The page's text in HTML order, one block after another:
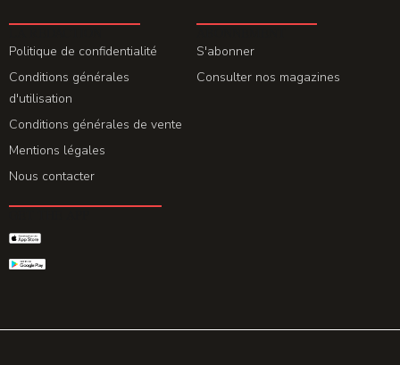
Politique de confidentialité
Conditions générales
d'utilisation
Conditions générales de vente
Mentions légales
Nous contacter
S'abonner
Consulter nos magazines